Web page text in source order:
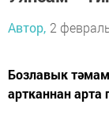
Автор, 2
Бозлавык
артканнан арта